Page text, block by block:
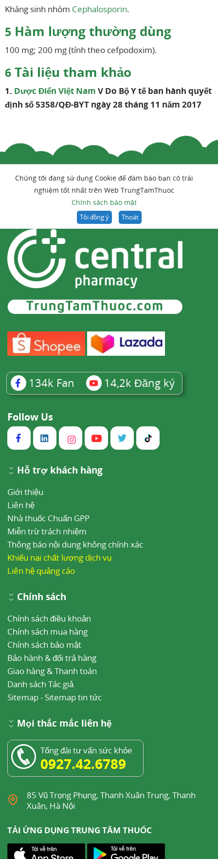
Kháng sinh nhóm Cephalosporin.
5 Hàm lượng thường dùng
100 mg; 200 mg (tính theo cefpodoxim).
6 Tài liệu tham khảo
1. Dược Điển Việt Nam V Do Bộ Y tế ban hành quyết
định số 5358/QĐ-BYT ngày 28 tháng 11 năm 2017
Chúng tôi đang sử dụng Cookie để đảm bảo bạn có trải
nghiệm tốt nhất trên Web TrungTamThuoc
Chính sách bảo mật
Tôi đồng ý Thoát
134k Fan 14,2k Đăng ký
Follow Us
Hỗ trợ khách hàng
Giới thiệu
Liên hệ
Nhà thuốc Chuẩn GPP
Miễn trừ trách nhiệm
Thông báo nội dung không chính xác
Khiếu nại chất lượng dịch vụ
Liên hệ quảng cáo
Chính sách
Chính sách điều khoản
Chính sách mua hàng
Chính sách bảo mật
Bảo hành & đổi trả hàng
Giao hàng & Thanh toán
Danh sách Tác giả
Sitemap- Sitemap tin tức
Mọi thắc mắc liên hệ
Tổng đài tư vấn sức khỏe
0927.42.6789
85 Vũ Trọng Phụng, Thanh Xuân Trung, Thanh
Xuân, Hà Nội
TẢI ỨNG DỤNG TRUNG TÂM THUỐC